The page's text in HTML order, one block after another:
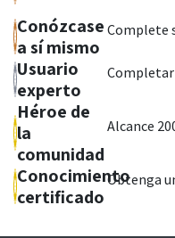
Conózcase
a sí mismo
Complete
Usuario
experto
Completar
Héroe de
la
comunidad
Alcance
Conocimiento
certificado
Obtenga